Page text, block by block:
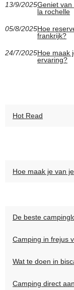
13/9/2025Geniet van
la rochelle
05/8/2025Hoe
frankrijk?
24/7/2025Hoe maak
ervaring?
Hot Read
Hoe maak je van
De beste
Camping in frejus
Wat te doen in
Camping direct